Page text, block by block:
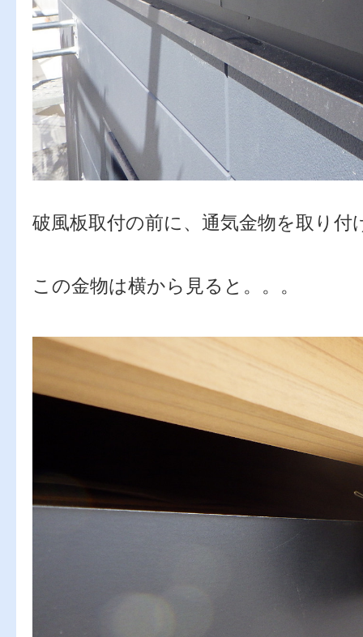
破風板取付の前に、通気金物を取り付
この金物は横から見ると。。。